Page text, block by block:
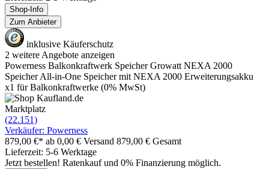
Shop-Info
Zum Anbieter
inklusive Käuferschutz
2 weitere Angebote anzeigen
Powerness Balkonkraftwerk Speicher Growatt NEXA 2000
Speicher All-in-One Speicher mit NEXA 2000 Erweiterungsakku
x1 für Balkonkraftwerke (0% MwSt)
Marktplatz
(22.151)
Verkäufer: Powerness
879,00 €* ab 0,00 € Versand 879,00 € Gesamt
Lieferzeit: 5-6 Werktage
Jetzt bestellen! Ratenkauf und 0% Finanzierung möglich.